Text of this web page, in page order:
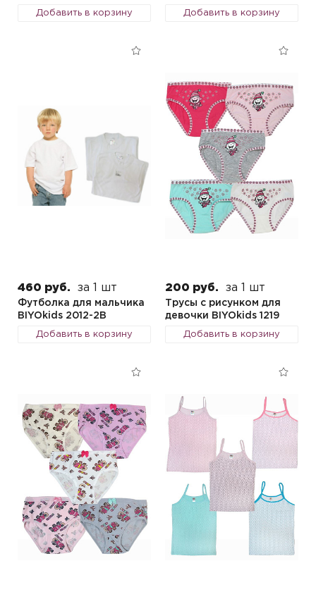
Добавить в корзину Добавить в корзину
460 руб. за 1 шт
Футболка для мальчика
BIYOkids 2012-2B
Добавить в корзину
200 руб. за 1 шт
Трусы с рисунком для
девочки BIYOkids 1219
Добавить в корзину